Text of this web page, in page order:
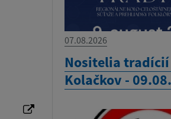
07.08.2026
Nositelia
Kolačkov -